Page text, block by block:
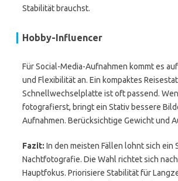
Stabilität brauchst.
Hobby-Influencer
Für Social-Media-Aufnahmen kommt es
und Flexibilität an. Ein kompaktes
Schnellwechselplatte ist oft passend.
fotografierst, bringt ein Stativ bessere
Aufnahmen. Berücksichtige Gewicht und
Fazit: In den meisten Fällen lohnt sich ein
Nachtfotografie. Die Wahl richtet sich
Hauptfokus. Priorisiere Stabilität für